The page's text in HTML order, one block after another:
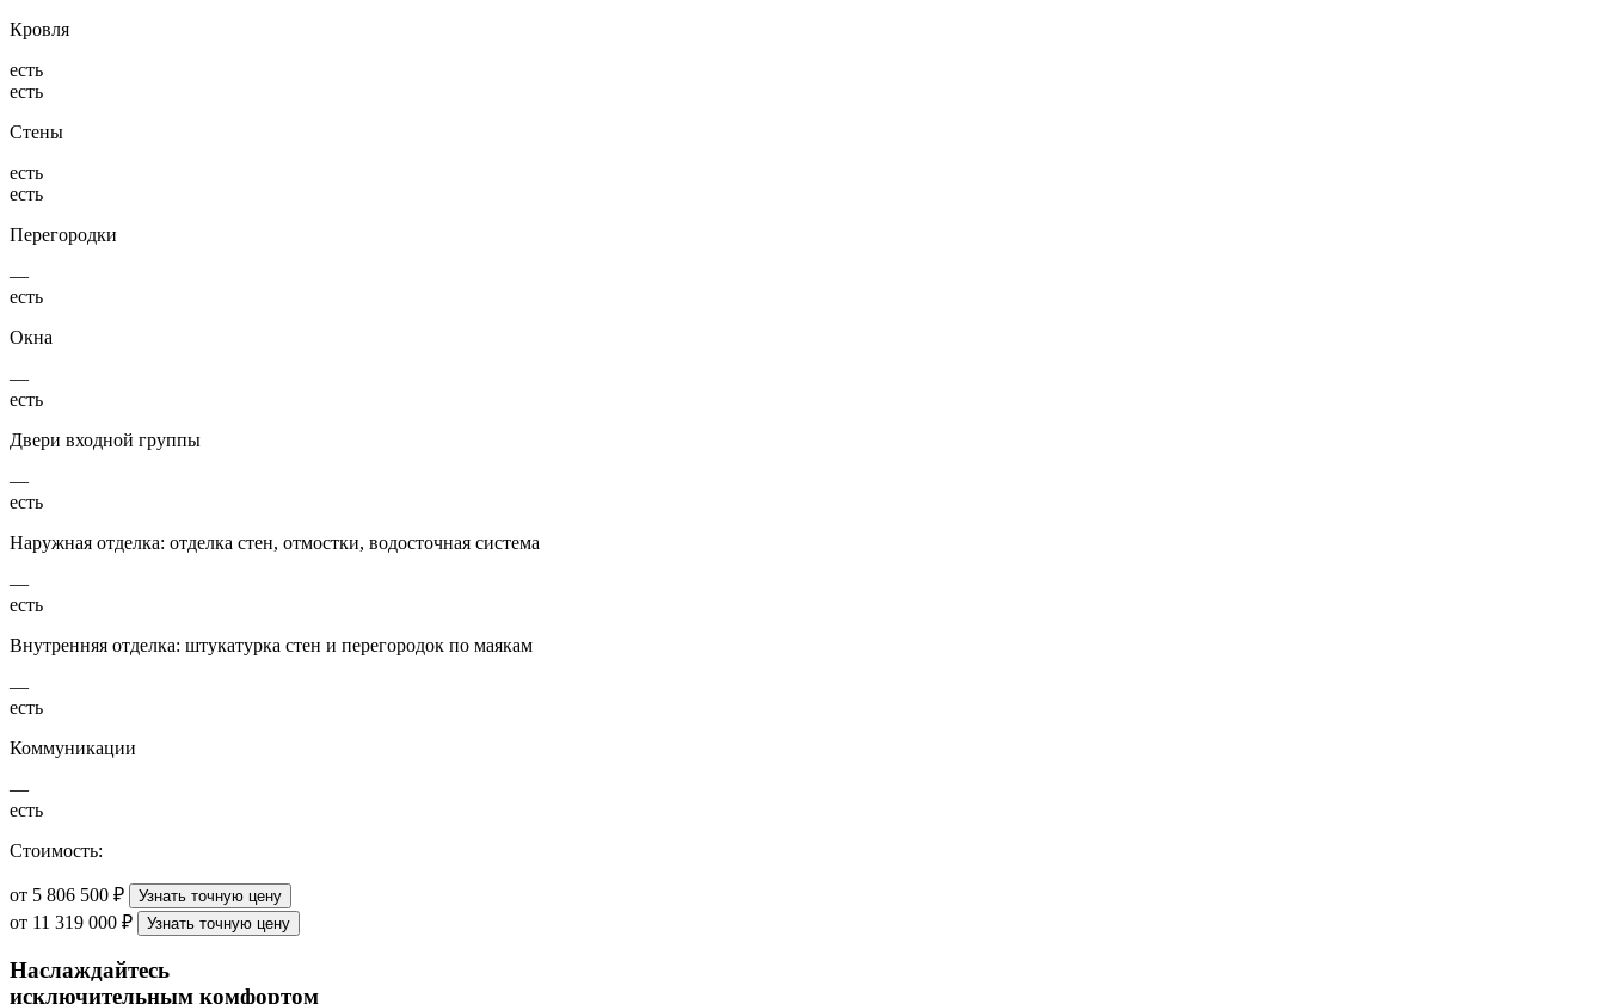
Кровля
есть
есть
Стены
есть
есть
Перегородки
—
есть
Окна
—
есть
Двери входной группы
—
есть
Наружная отделка: отделка стен, отмостки, водосточная система
—
есть
Внутренняя отделка: штукатурка стен и перегородок по маякам
—
есть
Коммуникации
—
есть
Стоимость:
от 5 806 500 ₽ Узнать точную цену
от 11 319 000 ₽ Узнать точную цену
Наслаждайтесь
исключительным комфортом